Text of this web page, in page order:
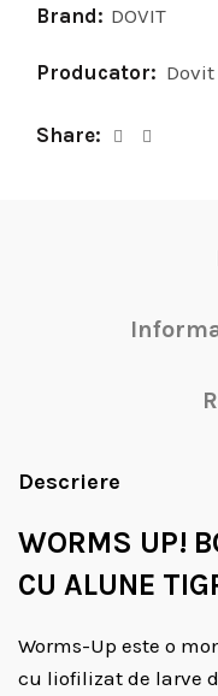
Brand: DOVIT
Producator: Dovit
Share
Descriere
WORMS UP!
CU ALUNE
Worms-Up este o
cu liofilizat de larve